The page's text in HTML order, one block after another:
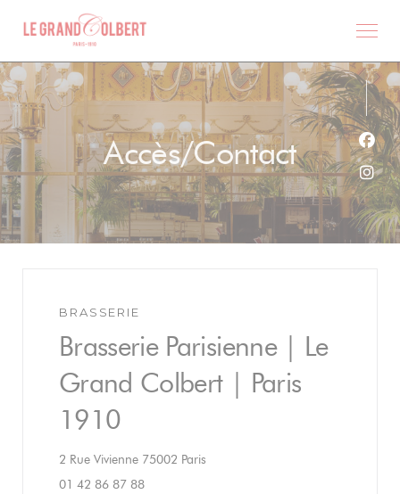
Personnalisation de vos choix en matière de cookies
Accès/Contact
BRASSERIE
Brasserie Parisienne | Le
Grand Colbert | Paris
1910
2 Rue Vivienne 75002 Paris
01 42 86 87 88